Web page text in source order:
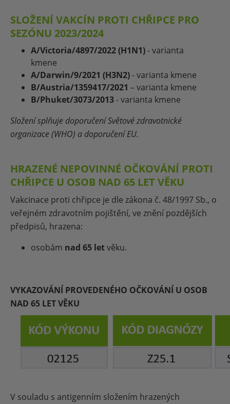
SLOŽENÍ VAKCÍN PROTI CHŘIPCE PRO
SEZÓNU 2023/2024
A/Victoria/4897/2022 (H1N1)- varianta
kmene
A/Darwin/9/2021 (H3N2)- varianta kmene
B/Austria/1359417/2021 – varianta kmene
B/Phuket/3073/2013- varianta kmene
Složení splňuje doporučení Světové zdravotnické
organizace (WHO) a doporučení EU.
HRAZENÉ NEPOVINNÉ OČKOVÁNÍ PROTI
CHŘIPCE U OSOB NAD 65 LET VĚKU
Vakcinace proti chřipce je dle zákona č. 48/1997 Sb., o
veřejném zdravotním pojištění, ve znění pozdějších
předpisů, hrazena:
osobám nad 65 letvěku.
VYKAZOVÁNÍ PROVEDENÉHO OČKOVÁNÍ U OSOB
NAD 65 LET VĚKU
V souladu s antigenním složením hrazených